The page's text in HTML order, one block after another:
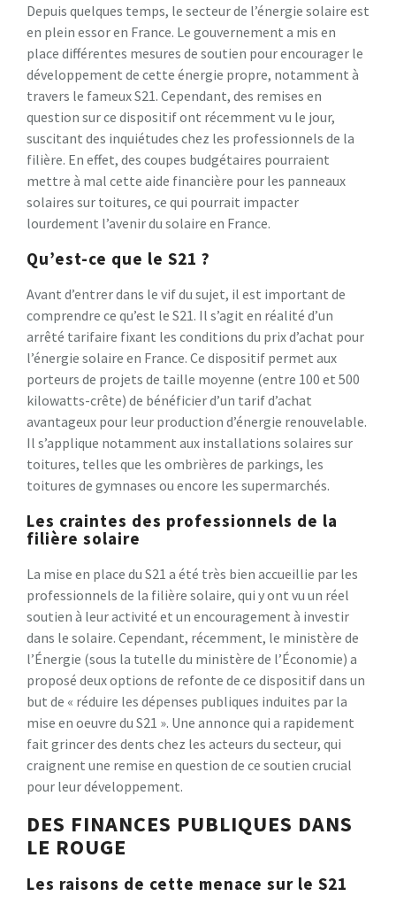
Depuis quelques temps, le secteur de l’énergie solaire est
en plein essor en France. Le gouvernement a mis en
place différentes mesures de soutien pour encourager le
développement de cette énergie propre, notamment à
travers le fameux S21. Cependant, des remises en
question sur ce dispositif ont récemment vu le jour,
suscitant des inquiétudes chez les professionnels de la
filière. En effet, des coupes budgétaires pourraient
mettre à mal cette aide financière pour les panneaux
solaires sur toitures, ce qui pourrait impacter
lourdement l’avenir du solaire en France.
Qu’est-ce que le S21 ?
Avant d’entrer dans le vif du sujet, il est important de
comprendre ce qu’est le S21. Il s’agit en réalité d’un
arrêté tarifaire fixant les conditions du prix d’achat pour
l’énergie solaire en France. Ce dispositif permet aux
porteurs de projets de taille moyenne (entre 100 et 500
kilowatts-crête) de bénéficier d’un tarif d’achat
avantageux pour leur production d’énergie renouvelable.
Il s’applique notamment aux installations solaires sur
toitures, telles que les ombrières de parkings, les
toitures de gymnases ou encore les supermarchés.
Les craintes des professionnels de la
filière solaire
La mise en place du S21 a été très bien accueillie par les
professionnels de la filière solaire, qui y ont vu un réel
soutien à leur activité et un encouragement à investir
dans le solaire. Cependant, récemment, le ministère de
l’Énergie (sous la tutelle du ministère de l’Économie) a
proposé deux options de refonte de ce dispositif dans un
but de « réduire les dépenses publiques induites par la
mise en oeuvre du S21 ». Une annonce qui a rapidement
fait grincer des dents chez les acteurs du secteur, qui
craignent une remise en question de ce soutien crucial
pour leur développement.
DES FINANCES PUBLIQUES DANS
LE ROUGE
Les raisons de cette menace sur le S21